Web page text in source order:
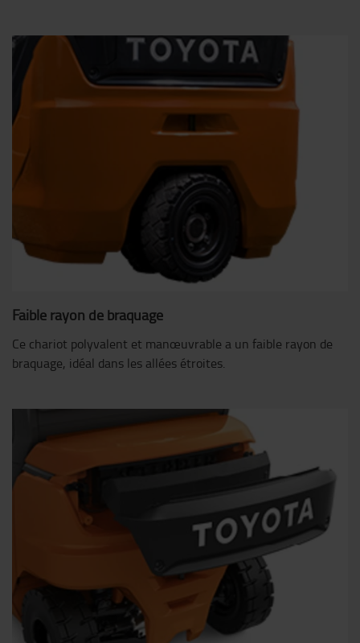
Faible rayon de braquage
Ce chariot polyvalent et manœuvrable a un faible rayon de
braquage, idéal dans les allées étroites.